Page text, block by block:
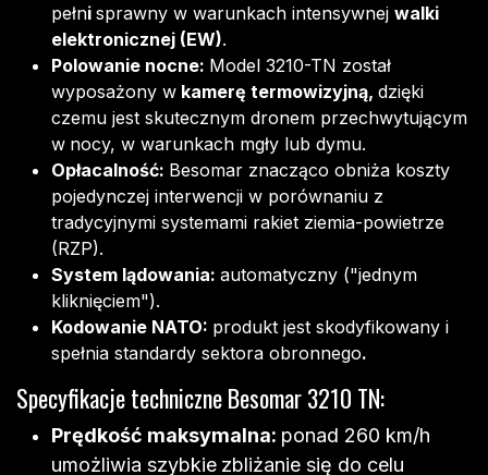
pełni sprawny w warunkach intensywnej walki
elektronicznej (EW).
Polowanie nocne: Model 3210-TN został
wyposażony w kamerę termowizyjną, dzięki
czemu jest skutecznym dronem przechwytującym
w nocy, w warunkach mgły lub dymu.
Opłacalność: Besomar znacząco obniża koszty
pojedynczej interwencji w porównaniu z
tradycyjnymi systemami rakiet ziemia-powietrze
(RZP).
System lądowania: automatyczny ("jednym
kliknięciem").
Kodowanie NATO: produkt jest skodyfikowany i
spełnia standardy sektora obronnego.
Specyfikacje techniczne Besomar 3210 TN:
Prędkość maksymalna: ponad 260 km/h
umożliwia szybkie zbliżanie się do celu